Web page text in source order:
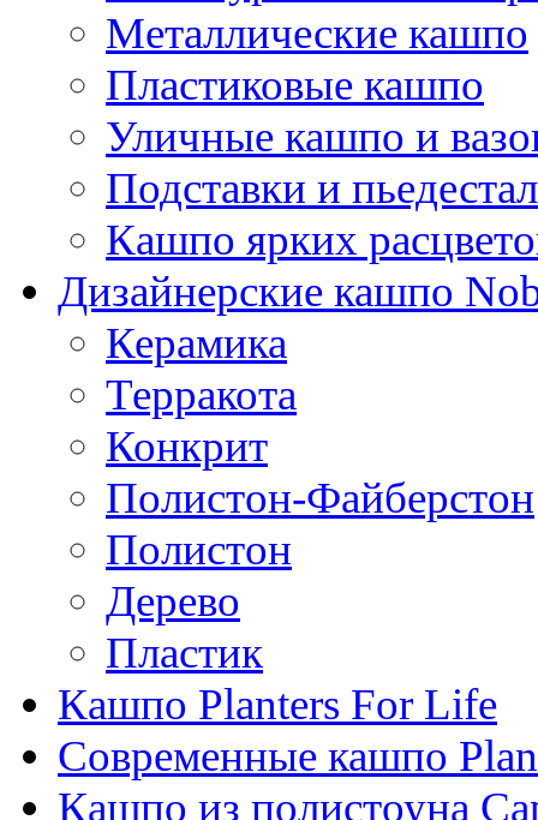
Металлические кашпо
Пластиковые кашпо
Уличные кашпо и
Подставки и
Кашпо ярких
Дизайнерские кашпо
Керамика
Терракота
Конкрит
Полистон-Файберстон
Полистон
Дерево
Пластик
Кашпо Planters For Life
Современные кашпо
Кашпо из полистоуна